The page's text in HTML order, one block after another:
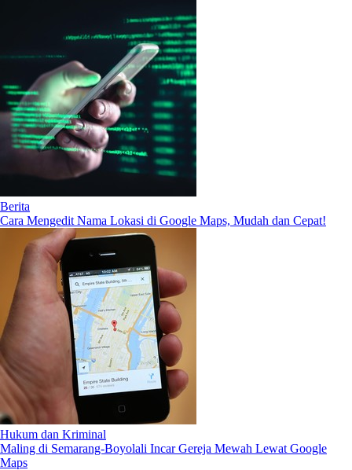
Berita
Cara Mengedit Nama Lokasi di Google Maps, Mudah dan Cepat!
Hukum dan Kriminal
Maling di Semarang-Boyolali Incar Gereja Mewah Lewat Google
Maps